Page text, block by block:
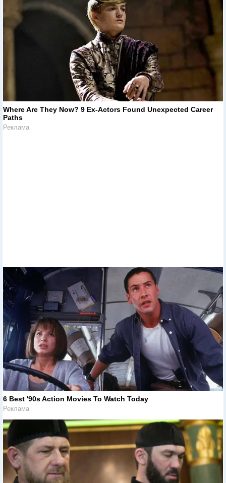
Where Are They Now? 9 Ex-Actors Found Unexpected Career
Paths
Реклама
6 Best '90s Action Movies To Watch Today
Реклама